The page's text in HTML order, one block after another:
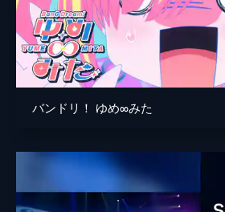
バンドリ！ ゆめ∞みた